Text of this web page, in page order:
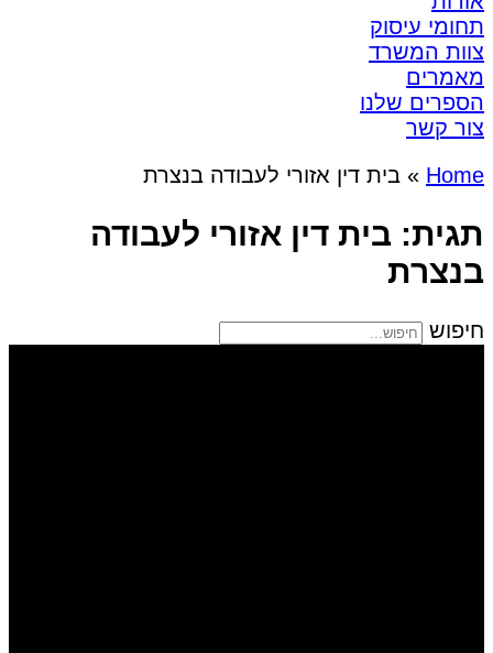
תחומי עיסוק
צוות המשרד
מאמרים
הספרים שלנו
צור קשר
Home
» בית דין אזורי לעבודה בנצרת
תגית: בית דין אזורי לעבודה
בנצרת
חיפוש